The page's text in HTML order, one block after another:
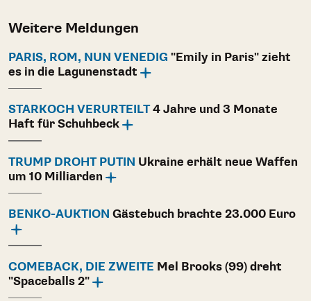
Weitere Meldungen
PARIS, ROM, NUN VENEDIG "Emily in Paris" zieht
es in die Lagunenstadt
STARKOCH VERURTEILT4 Jahre und 3 Monate
Haft für Schuhbeck
TRUMP DROHT PUTIN Ukraine erhält neue Waffen
um 10 Milliarden
BENKO-AUKTION Gästebuch brachte 23.000 Euro
COMEBACK, DIE ZWEITE Mel Brooks (99) dreht
"Spaceballs 2"